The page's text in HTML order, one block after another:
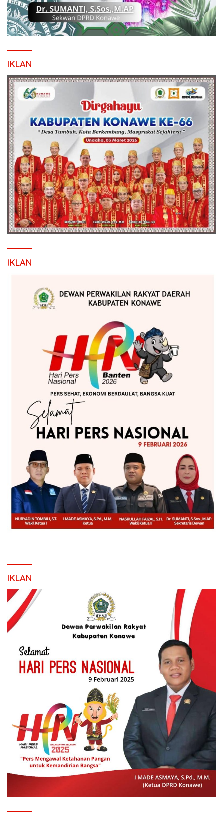
IKLAN
IKLAN
IKLAN